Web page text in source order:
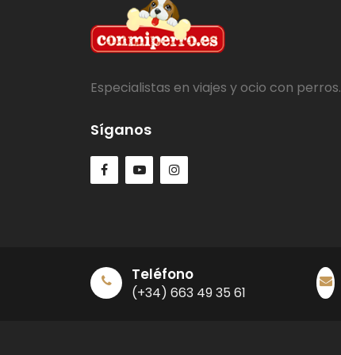
Especialistas en viajes y ocio con perros.
Síganos
Teléfono
(+34) 663 49 35 61